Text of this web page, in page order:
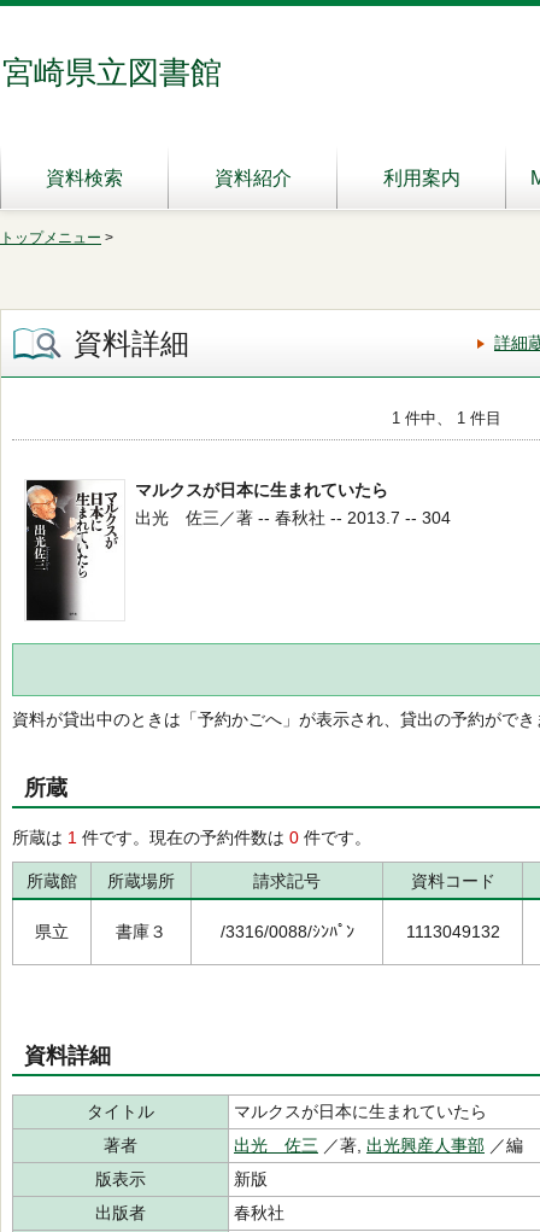
宮崎県立図書館
資料検索 資料紹介 利用案内
トップメニュー >
資料詳細 詳細
1 件中、 1 件目
マルクスが日本に生まれていたら
出光 佐三／著 -- 春秋社 -- 2013.7 -- 304
資料が貸出中のときは「予約かごへ」が表示され、貸出の予約ができ
所蔵
所蔵は 1 件です。現在の予約件数は 0 件です。
所蔵館 所蔵場所 請求記号 資料コード
県立 書庫３ /3316/0088/ｼﾝﾊﾟﾝ 1113049132
資料詳細
タイトル
マルクスが日本に生まれていたら
著者
出光 佐三 ／著, 出光興産人事部 ／編
版表示
新版
出版者
春秋社